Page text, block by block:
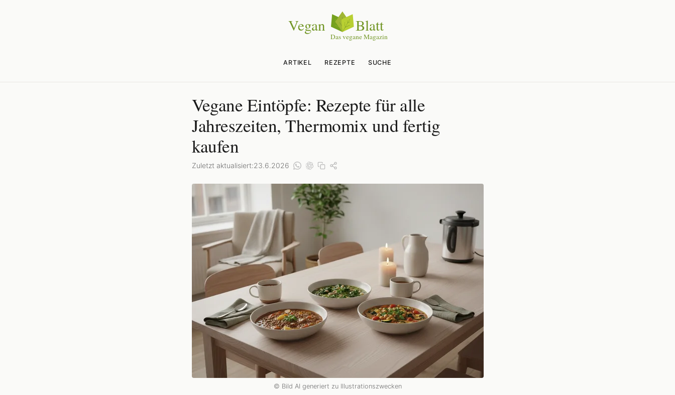
ARTIKEL REZEPTE SUCHE
Vegane Eintöpfe: Rezepte für alle
Jahreszeiten, Thermomix und fertig
kaufen
Zuletzt aktualisiert:23.6.2026
© Bild AI generiert zu Illustrationszwecken